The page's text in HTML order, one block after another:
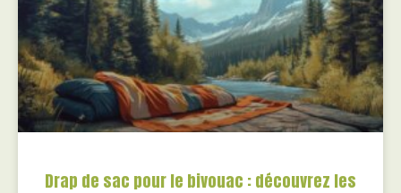
Drap de sac pour le bivouac : découvrez les